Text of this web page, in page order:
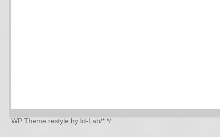
WP Theme restyle by Id-Lab/* */